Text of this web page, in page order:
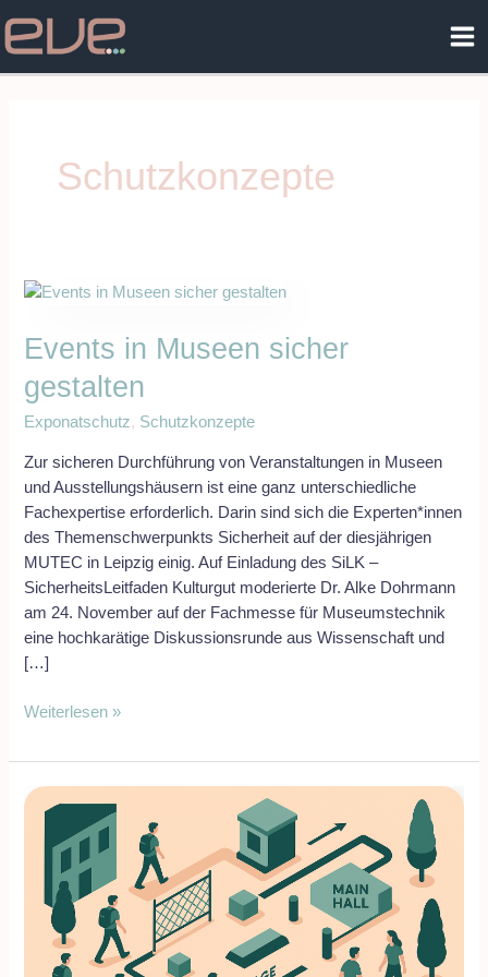
Inhalt
Schutzkonzepte
Events in Museen sicher
gestalten
Exponatschutz, Schutzkonzepte
Zur sicheren Durchführung von Veranstaltungen in Museen
und Ausstellungshäusern ist eine ganz unterschiedliche
Fachexpertise erforderlich. Darin sind sich die Experten*innen
des Themenschwerpunkts Sicherheit auf der diesjährigen
MUTEC in Leipzig einig. Auf Einladung des SiLK –
SicherheitsLeitfaden Kulturgut moderierte Dr. Alke Dohrmann
am 24. November auf der Fachmesse für Museumstechnik
eine hochkarätige Diskussionsrunde aus Wissenschaft und
[…]
Events
Museen
gestalten
Weiterlesen »
Architekturen
Sicherheit